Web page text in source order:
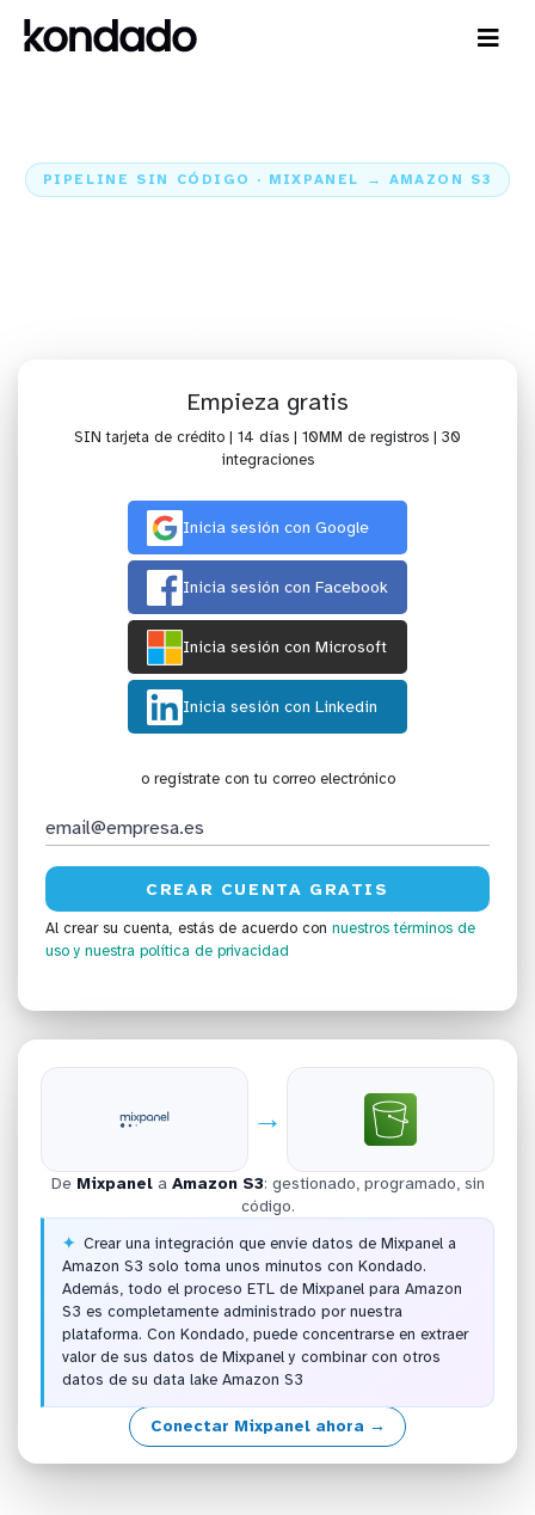
PIPELINE SIN CÓDIGO · MIXPANEL → AMAZON S3
Empieza gratis
SIN tarjeta de crédito | 14 días | 10MM de registros | 30
integraciones
Inicia sesión con Google
Inicia sesión con Facebook
Inicia sesión con Microsoft
Inicia sesión con Linkedin
o regístrate con tu correo electrónico
Al crear su cuenta, estás de acuerdo con nuestros términos de
uso y nuestra política de privacidad
→
De Mixpanela Amazon S3: gestionado, programado, sin
código.
Crear una integración que envíe datos de Mixpanel a
Amazon S3 solo toma unos minutos con Kondado.
Además, todo el proceso ETL de Mixpanel para Amazon
S3 es completamente administrado por nuestra
plataforma. Con Kondado, puede concentrarse en extraer
valor de sus datos de Mixpanel y combinar con otros
datos de su data lake Amazon S3
Conectar Mixpanel ahora →